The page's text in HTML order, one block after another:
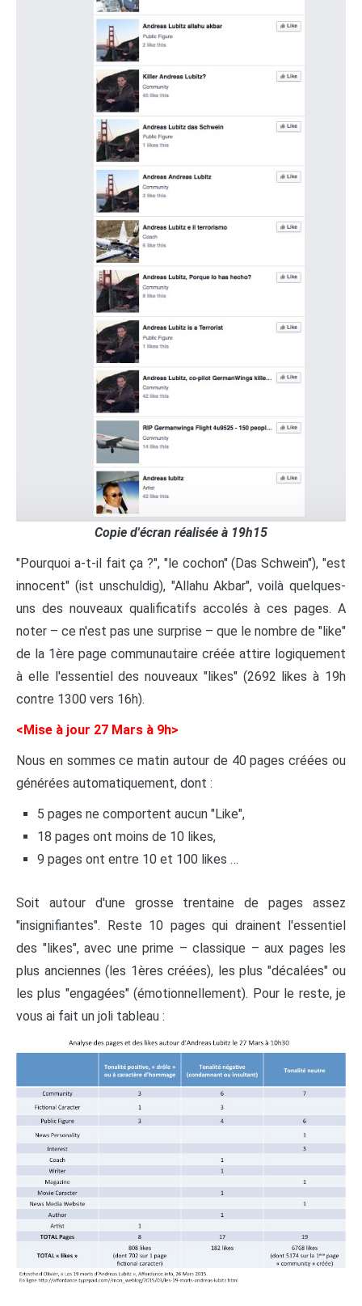
Copie d'écran réalisée à 19h15
"Pourquoi a-t-il fait ça ?", "le cochon" (Das Schwein"), "est
innocent" (ist unschuldig), "Allahu Akbar", voilà quelques-
uns des nouveaux qualificatifs accolés à ces pages. A
noter – ce n'est pas une surprise – que le nombre de "like"
de la 1ère page communautaire créée attire logiquement
à elle l'essentiel des nouveaux "likes" (2692 likes à 19h
contre 1300 vers 16h).
<Mise à jour 27 Mars à 9h>
Nous en sommes ce matin autour de 40 pages créées ou
générées automatiquement, dont :
5 pages ne comportent aucun "Like",
18 pages ont moins de 10 likes,
9 pages ont entre 10 et 100 likes …
Soit autour d'une grosse trentaine de pages assez
"insignifiantes". Reste 10 pages qui drainent l'essentiel
des "likes", avec une prime – classique – aux pages les
plus anciennes (les 1ères créées), les plus "décalées" ou
les plus "engagées" (émotionnellement). Pour le reste, je
vous ai fait un joli tableau :